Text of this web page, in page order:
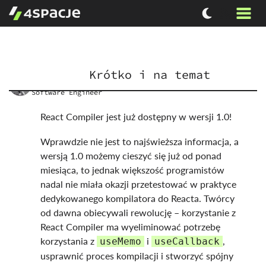
Krótko i na temat
Rygorowicz
Software Engineer
React Compiler jest już dostępny w wersji 1.0!
Wprawdzie nie jest to najświeższa informacja, a
wersją 1.0 możemy cieszyć się już od ponad
miesiąca, to jednak większość programistów
nadal nie miała okazji przetestować w praktyce
dedykowanego kompilatora do Reacta. Twórcy
od dawna obiecywali rewolucję – korzystanie z
React Compiler ma wyeliminować potrzebę
korzystania z useMemo i useCallback ,
usprawnić proces kompilacji i stworzyć spójny